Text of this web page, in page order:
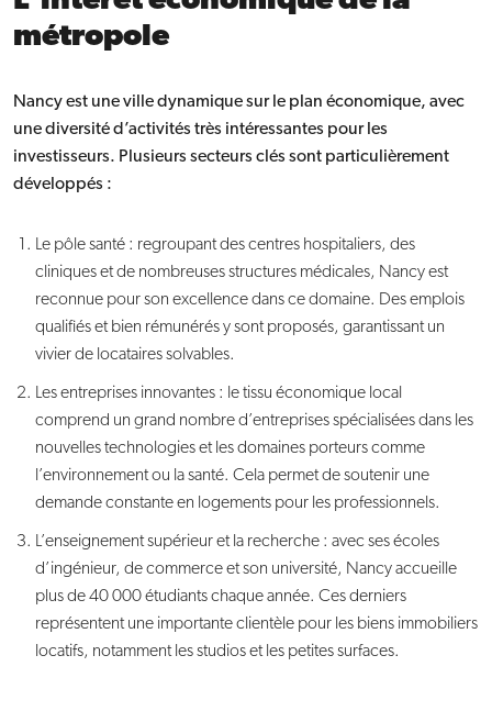
métropole
Nancy est une ville dynamique sur le plan économique, avec
une diversité d’activités très intéressantes pour les
investisseurs. Plusieurs secteurs clés sont particulièrement
développés :
Le pôle santé : regroupant des centres hospitaliers, des
cliniques et de nombreuses structures médicales, Nancy est
reconnue pour son excellence dans ce domaine. Des emplois
qualifiés et bien rémunérés y sont proposés, garantissant un
vivier de locataires solvables.
Les entreprises innovantes : le tissu économique local
comprend un grand nombre d’entreprises spécialisées dans les
nouvelles technologies et les domaines porteurs comme
l’environnement ou la santé. Cela permet de soutenir une
demande constante en logements pour les professionnels.
L’enseignement supérieur et la recherche : avec ses écoles
d’ingénieur, de commerce et son université, Nancy accueille
plus de 40 000 étudiants chaque année. Ces derniers
représentent une importante clientèle pour les biens immobiliers
locatifs, notamment les studios et les petites surfaces.